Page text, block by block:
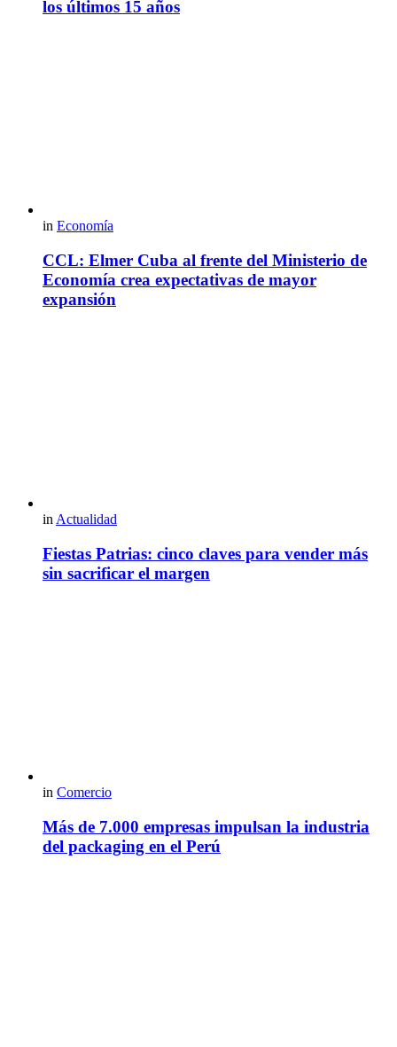
los últimos 15 años
in Economía
CCL: Elmer Cuba al frente del Ministerio de
Economía crea expectativas de mayor
expansión
in Actualidad
Fiestas Patrias: cinco claves para vender más
sin sacrificar el margen
in Comercio
Más de 7.000 empresas impulsan la industria
del packaging en el Perú